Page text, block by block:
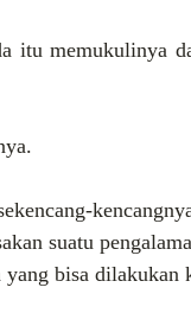
itu memukulinya
suatu
bisa dilakukan